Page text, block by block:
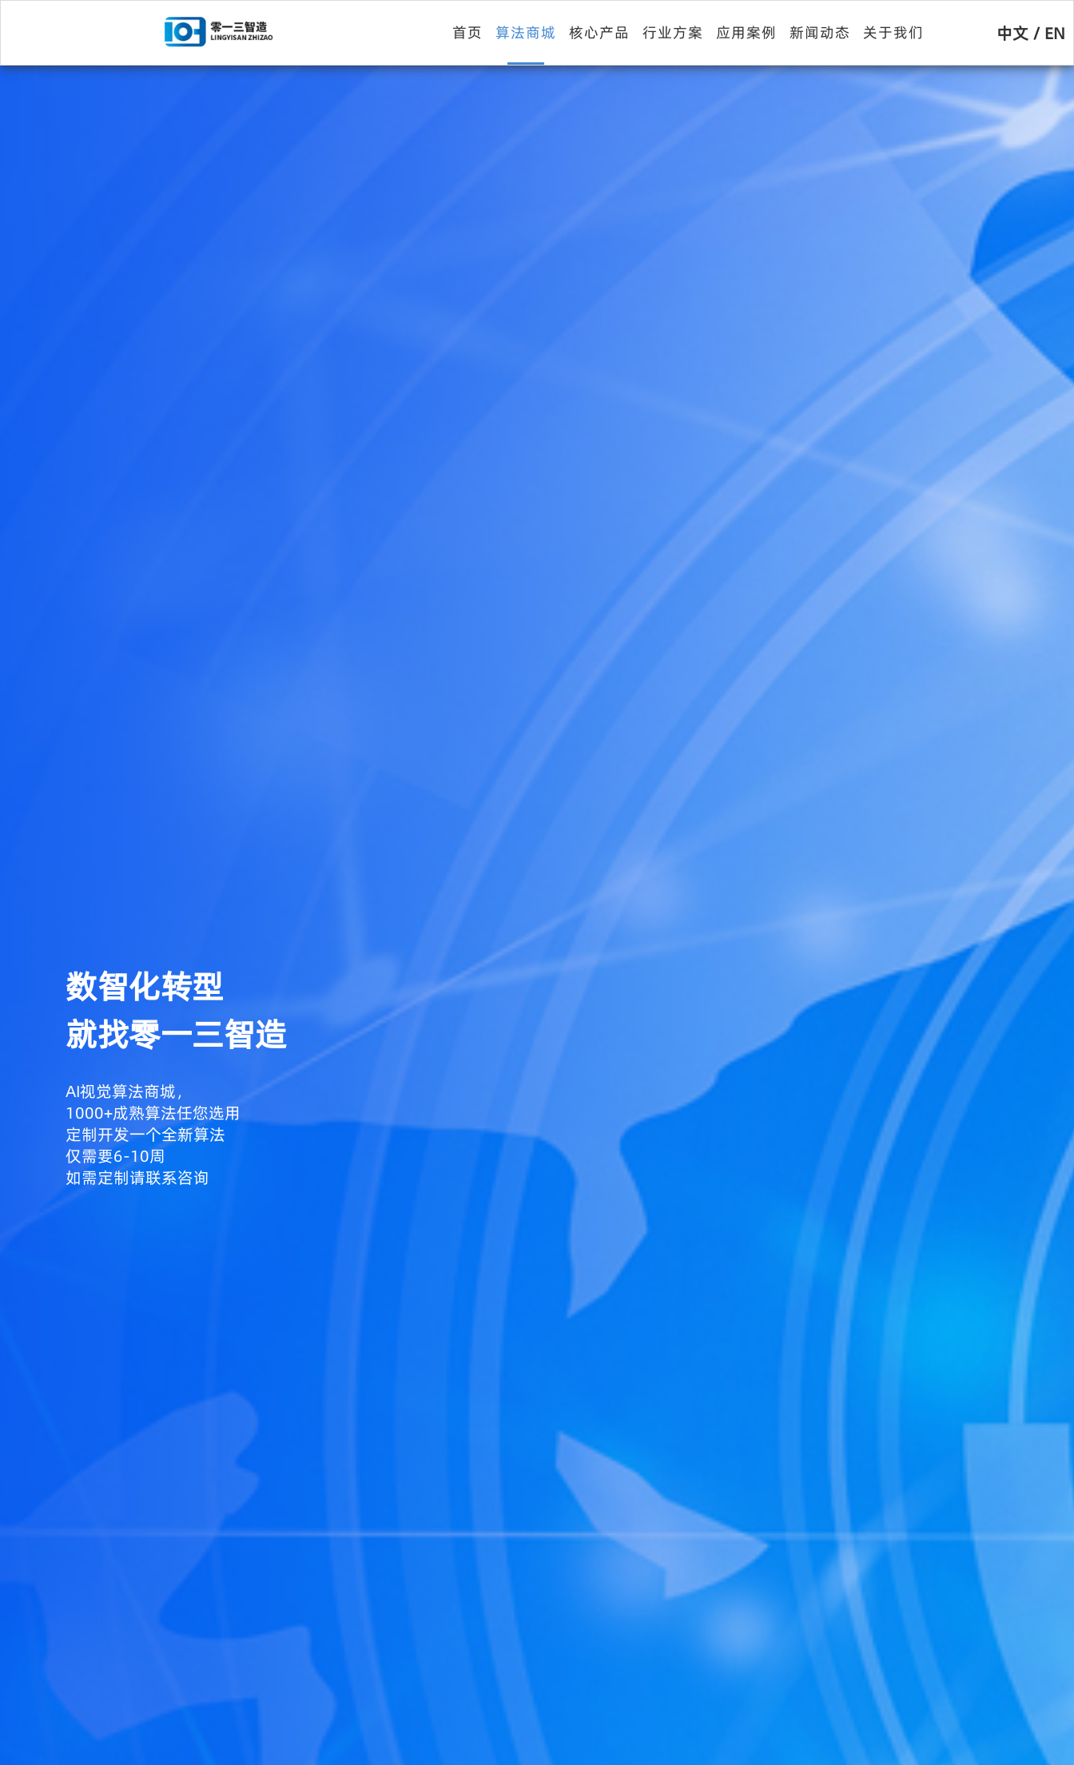
中文 / EN
首页 算法商城 核心产品 行业方案 应用案例 新闻动态 关于我们
数智化转型
就找零一三智造
AI视觉算法商城，
1000+成熟算法任您选用
定制开发一个全新算法
仅需要6-10周
如需定制请联系咨询